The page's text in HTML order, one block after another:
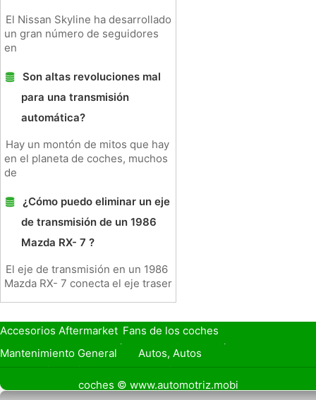
El Nissan Skyline ha desarrollado
un gran número de seguidores
en
Son altas revoluciones mal
para una transmisión
automática?
Hay un montón de mitos que hay
en el planeta de coches, muchos
de
¿Cómo puedo eliminar un eje
de transmisión de un 1986
Mazda RX- 7 ?
El eje de transmisión en un 1986
Mazda RX- 7 conecta el eje traser
Accesorios Aftermarket Fans de los coches
Seguro de Coche
Préstamos y Financiación
Mantenimiento General
Autos, Autos
Seguridad Vial
Combustibles
Vender Mi Cochecoches © www.automotriz.mobi